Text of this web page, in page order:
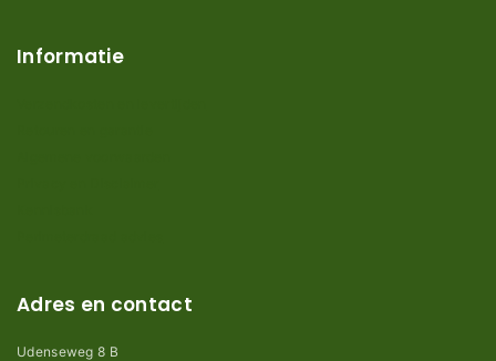
Informatie
Adres en contact
Udenseweg 8 B